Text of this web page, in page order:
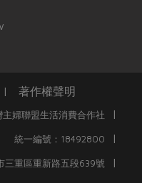
著作權聲明
婦聯盟生活消費合作社 |
統一編號：18492800 |
三重區重新路五段639號 |